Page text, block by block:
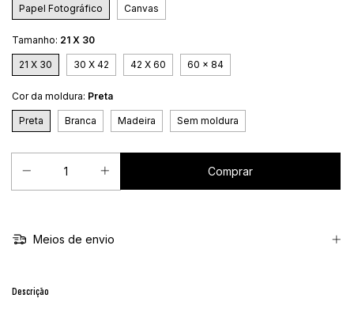
Papel Fotográfico Canvas
Tamanho: 21 X 30
21 X 30 30 X 42 42 X 60 60 x 84
Cor da moldura: Preta
Preta Branca Madeira Sem moldura
Meios de envio
Descrição